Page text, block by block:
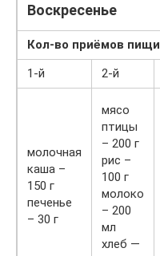
Воскресенье
Кол-во приёмов пищи
1-й
2-й
молочная
каша –
150 г
печенье
– 30 г
мясо
птицы
– 200 г
рис –
100 г
молоко
– 200
мл
хлеб —